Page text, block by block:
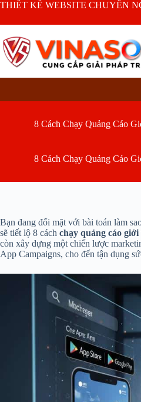
Chuyển
phần
nội
dung
THIẾT KẾ WEBSITE CHUYÊN
8 Cách Chạy Quảng Cáo
8 Cách Chạy Quảng Cáo
Bạn đang đối mặt với bài toán làm
sẽ tiết lộ 8 cách chạy quảng cáo
còn xây dựng một chiến lược
App Campaigns, cho đến tận dụng